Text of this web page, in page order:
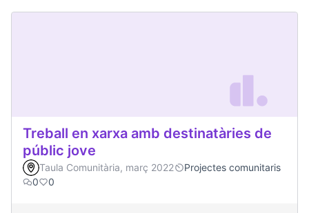
Treball en xarxa amb destinatàries de
públic jove
Taula Comunitària, març 2022
Projectes comunitaris
0
0